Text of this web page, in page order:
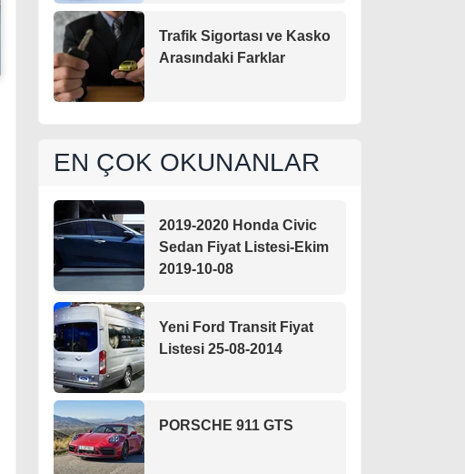
Trafik Sigortası ve Kasko
Arasındaki Farklar
EN ÇOK OKUNANLAR
2019-2020 Honda Civic
Sedan Fiyat Listesi-Ekim
2019-10-08
Yeni Ford Transit Fiyat
Listesi 25-08-2014
PORSCHE 911 GTS